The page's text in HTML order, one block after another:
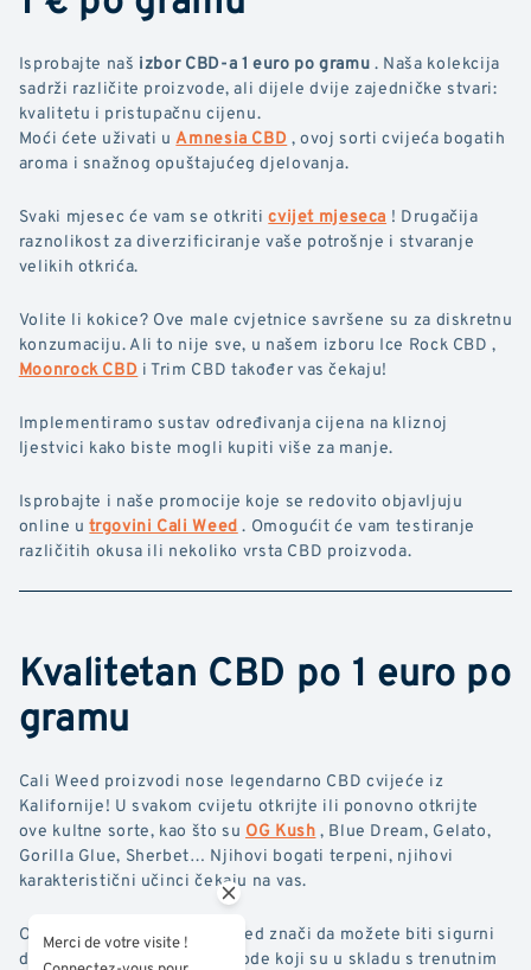
Isprobajte naš izbor CBD-a 1 euro po gramu. Naša kolekcija
sadrži različite proizvode, ali dijele dvije zajedničke stvari:
kvalitetu i pristupačnu cijenu.
Moći ćete uživati uAmnesia CBD, ovoj sorti cvijeća bogatih
aroma i snažnog opuštajućeg djelovanja.
Svaki mjesec će vam se otkriticvijet mjeseca ! Drugačija
raznolikost za diverzificiranje vaše potrošnje i stvaranje
velikih otkrića.
Volite li kokice? Ove male cvjetnice savršene su za diskretnu
konzumaciju. Ali to nije sve, u našem izboru Ice Rock CBD ,
Moonrock CBD i Trim CBD također vas čekaju!
Implementiramo sustav određivanja cijena na kliznoj
ljestvici kako biste mogli kupiti više za manje.
Isprobajte i naše promocije koje se redovito objavljuju
online utrgovini Cali Weed. Omogućit će vam testiranje
različitih okusa ili nekoliko vrsta CBD proizvoda.
Kvalitetan CBD po 1 euro po
gramu
Cali Weed proizvodi nose legendarno CBD cvijeće iz
Kalifornije! U svakom cvijetu otkrijte ili ponovno otkrijte
ove kultne sorte, kao što su OG Kush, Blue Dream, Gelato,
Gorilla Glue, Sherbet… Njihovi bogati terpeni, njihovi
karakteristični učinci čekaju na vas.
Odabir robne marke Cali Weed znači da možete biti sigurni
da ćete naručiti CBD proizvode koji su u skladu s trenutnim
Merci de votre visite !